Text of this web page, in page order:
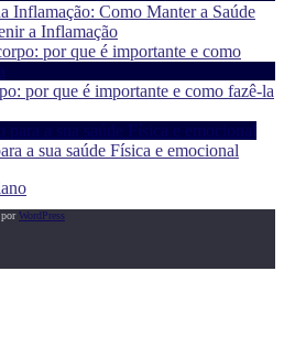
Inflamação: Como Manter a Saúde
a Inflamação
por que é importante e como fazê-la
a sua saúde Física e emocional
WordPress